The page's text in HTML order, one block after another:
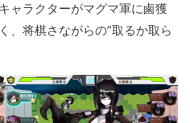
ャラクターがマグマ軍に鹵獲
、将棋さながらの”取るか取ら